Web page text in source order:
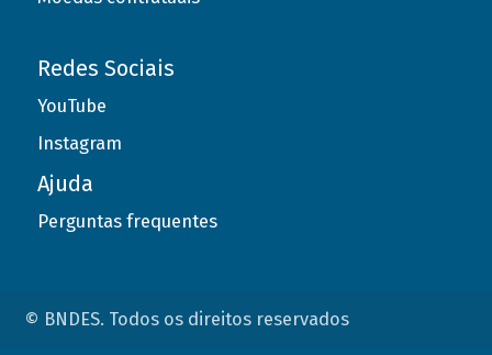
Redes Sociais
YouTube
Instagram
Ajuda
Perguntas frequentes
© BNDES. Todos os direitos reservados